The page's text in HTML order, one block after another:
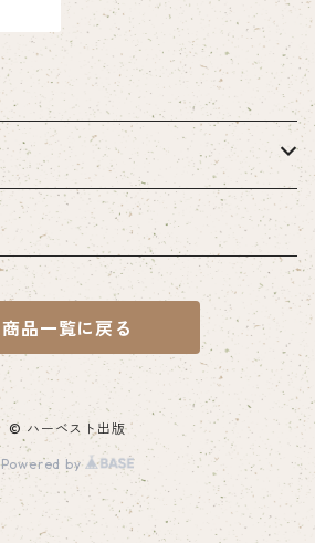
商品一覧に戻る
© ハーベスト出版
Powered by